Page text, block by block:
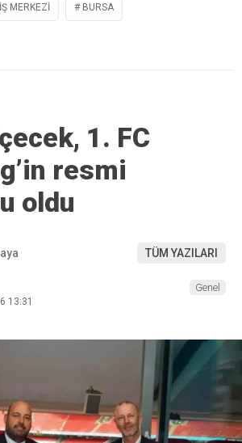
MERKEZI BURSA
1. FC
resmi
oldu
TÜM YAZILARI
2026 13:31
Genel